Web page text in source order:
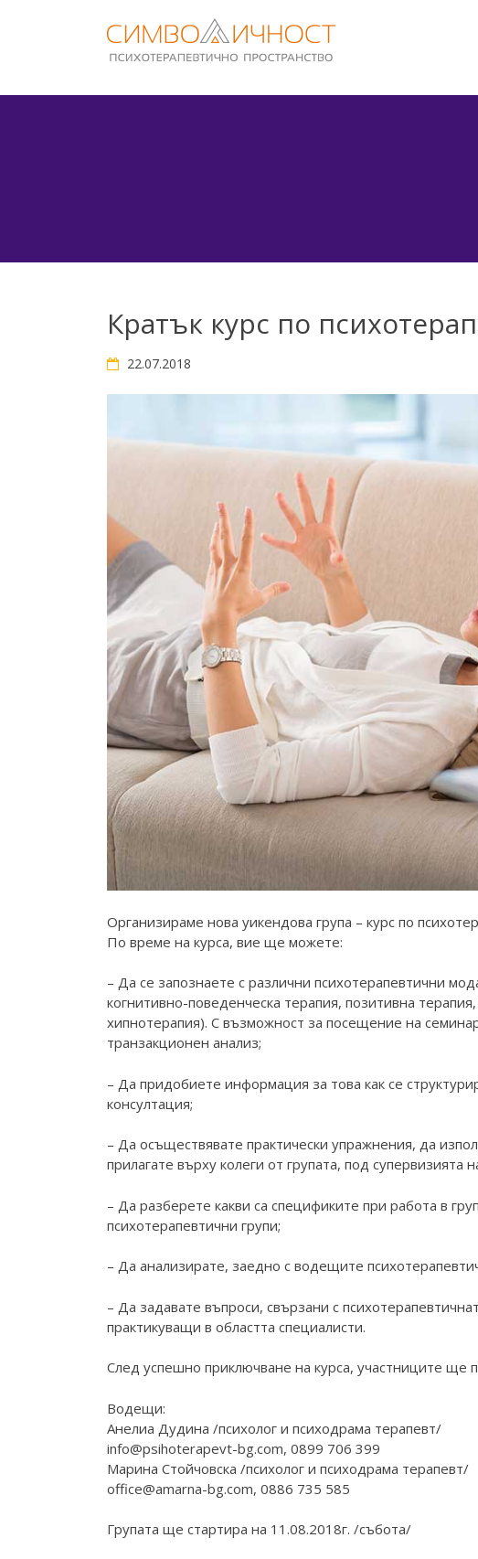
Кратък курс по
22.07.2018
Организираме нова уикендова група – курс по
По време на курса, вие ще можете:
– Да се запознаете с различни психотерапевтични
когнитивно-поведенческа терапия, позитивна
хипнотерапия). С възможност за посещение на
транзакционен анализ;
– Да придобиете информация за това как се
консултация;
– Да осъществявате практически упражнения, да
прилагате върху колеги от групата, под супервизията
– Да разберете какви са спецификите при работа в
психотерапевтични групи;
– Да анализирате, заедно с водещите
– Да задавате въпроси, свързани с
практикуващи в областта специалисти.
След успешно приключване на курса, участниците ще
Водещи:
Анелиа Дудина /психолог и психодрама терапевт/
info@psihoterapevt-bg.com, 0899 706 399
Марина Стойчовска /психолог и психодрама терапевт/
office@amarna-bg.com, 0886 735 585
Групата ще стартира на 11.08.2018г. /събота/